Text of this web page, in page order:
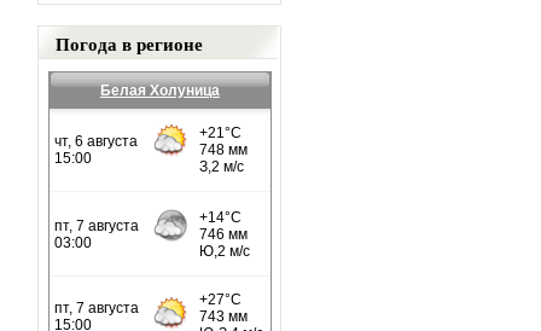
Погода в регионе
Белая Холуница